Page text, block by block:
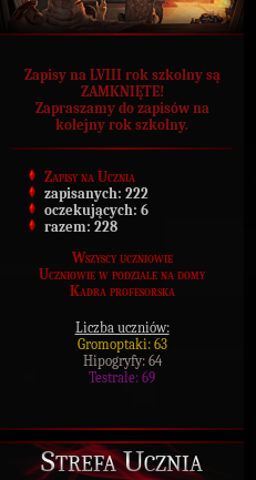
Zapisy na LVIII rok szkolny są
ZAMKNIĘTE!
Zapraszamy do zapisów na
kolejny rok szkolny.
Zapisy na Ucznia
zapisanych: 222
oczekujących: 6
razem: 228
Wszyscy uczniowie
Uczniowie w podziale na domy
Kadra profesorska
Liczba uczniów:
Gromoptaki: 63
Hipogryfy: 64
Testrale: 69
Strefa Ucznia